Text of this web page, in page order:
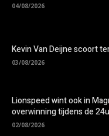
04/08/2026
Kevin Van Deijne scoort
03/08/2026
Lionspeed wint ook in
overwinning tijdens de
02/08/2026